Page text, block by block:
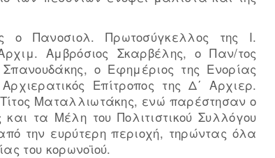
ο Πανοσιολ. Πρωτοσύγκελλος της Ι.
Αμβρόσιος Σκαρβέλης, ο Παν/τος
ο Εφημέριος της Ενορίας
Επίτροπος της Δ΄ Αρχιερ.
Ματαλλιωτάκης, ενώ παρέστησαν ο
τα Μέλη του Πολιτιστικού Συλλόγου
την ευρύτερη περιοχή, τηρώντας όλα
του κορωνοϊού.